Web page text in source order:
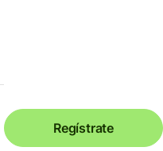
Regístrate